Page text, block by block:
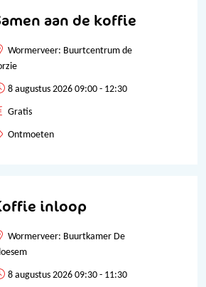
aan de koffie
Wormerveer: Buurtcentrum de
8 augustus 2026 09:00 - 12:30
Gratis
Ontmoeten
inloop
Wormerveer: Buurtkamer De
8 augustus 2026 09:30 - 11:30